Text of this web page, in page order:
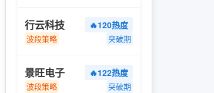
行云科技 🔥120热度
波段策略 突破期
景旺电子 🔥122热度
波段策略 突破期